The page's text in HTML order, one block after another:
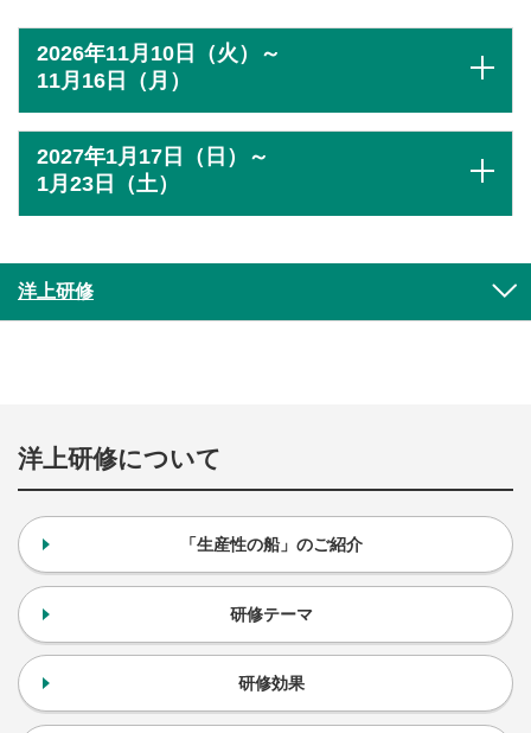
2026年11月10日（火）～
11月16日（月）
2027年1月17日（日）～
1月23日（土）
洋上研修
洋上研修について
「生産性の船」のご紹介
研修テーマ
研修効果